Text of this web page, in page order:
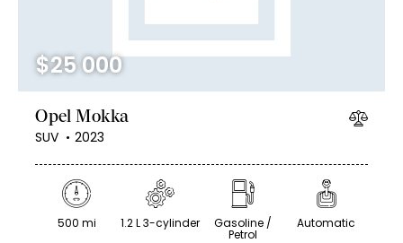
$25 000
Opel Mokka
SUV 2023
500 mi 1.2 L 3-cylinder Gasoline /
Petrol
Automatic